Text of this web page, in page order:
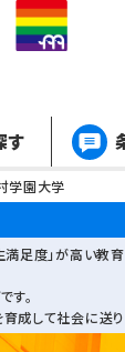
す
学園大学
満足度」が高い
す。
成して社会に送り